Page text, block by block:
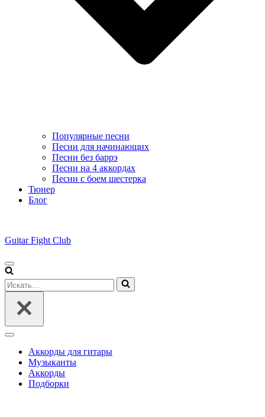
Популярные песни
Песни для начинающих
Песни без баррэ
Песни на 4 аккордах
Песни с боем шестерка
Тюнер
Блог
Guitar Fight Club
Меню
навигации
Искать...
Меню
навигацииАккорды для гитары
Музыканты
Аккорды
Подборки